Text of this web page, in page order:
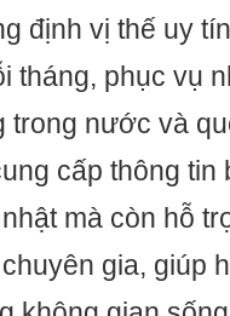
định vị thế uy
tháng, phục vụ
trong nước và
cấp thông tin
mà còn hỗ
gia, giúp